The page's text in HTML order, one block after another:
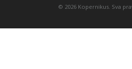
© 2026 Kopernikus. Sva